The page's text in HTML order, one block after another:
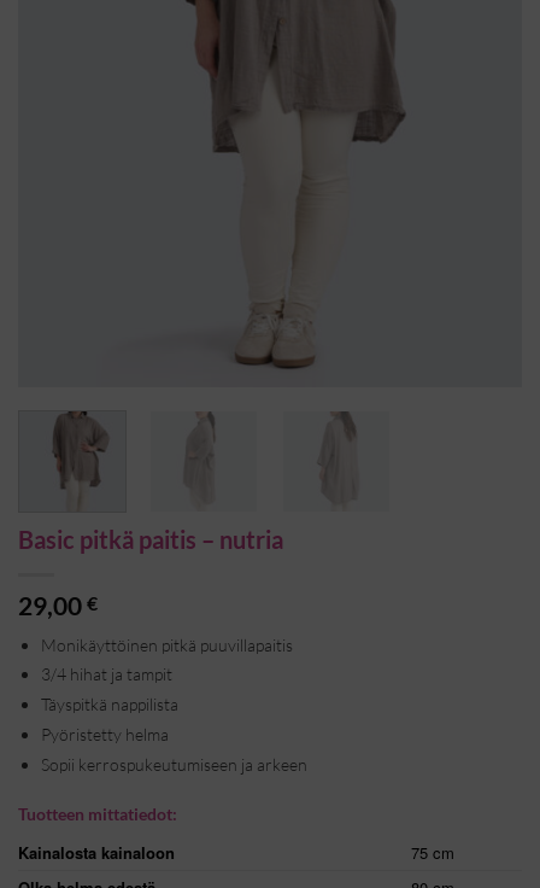
Basic pitkä paitis – nutria
29,00 €
Monikäyttöinen pitkä puuvillapaitis
3/4 hihat ja tampit
Täyspitkä nappilista
Pyöristetty helma
Sopii kerrospukeutumiseen ja arkeen
Tuotteen mittatiedot:
Kainalosta kainaloon
75 cm